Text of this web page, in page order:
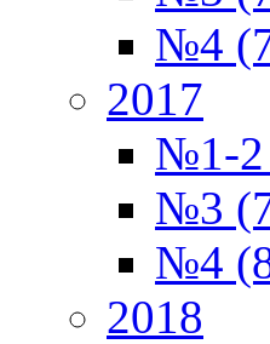
№4
2017
№1-2
№3
№4
2018